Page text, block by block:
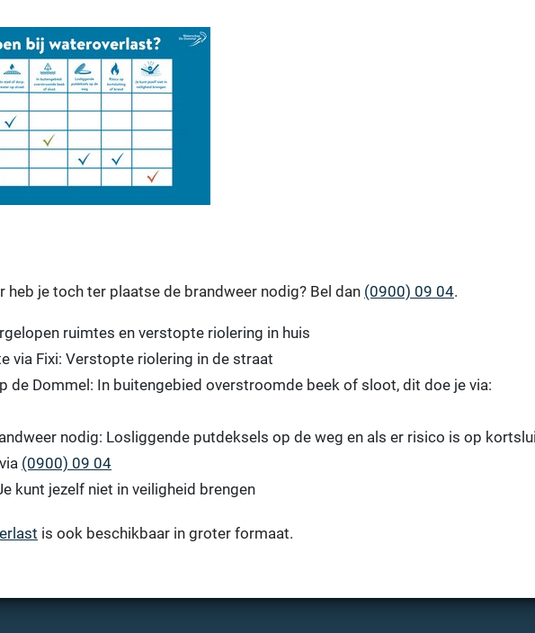
heb je toch ter plaatse de brandweer nodig? Bel dan (0900) 09 04.
ruimtes en verstopte riolering in huis
via Fixi: Verstopte riolering in de straat
de Dommel: In buitengebied overstroomde beek of sloot, dit doe je via:
nodig: Losliggende putdeksels op de weg en als er risico is op
(0900) 09 04
kunt jezelf niet in veiligheid brengen
is ook beschikbaar in groter formaat.